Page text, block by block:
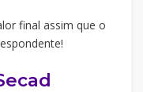
final assim que o